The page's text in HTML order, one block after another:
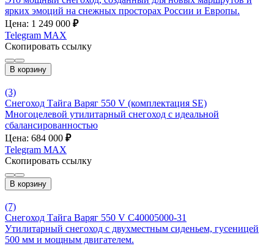
ярких эмоций на снежных просторах России и Европы.
Цена: 1 249 000 ₽
Telegram MAX
Скопировать ссылку
В корзину
(3)
Снегоход Тайга Варяг 550 V (комплектация SE)
Многоцелевой утилитарный снегоход с идеальной
сбалансированностью
Цена: 684 000 ₽
Telegram MAX
Скопировать ссылку
В корзину
(7)
Снегоход Тайга Варяг 550 V С40005000-31
Утилитарный снегоход с двухместным сиденьем, гусеницей
500 мм и мощным двигателем.